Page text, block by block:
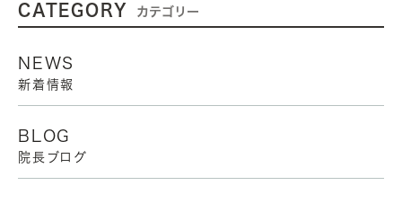
CATEGORY カテゴリー
NEWS
新着情報
BLOG
院長ブログ